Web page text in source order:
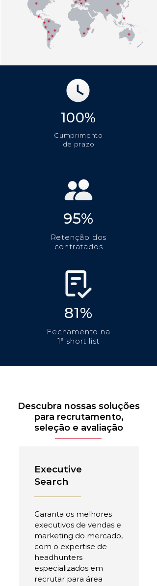
100%
Cumprimento
de prazo
95%
Retenção dos
contratados
81%
Fechamento na
1ª short list
Descubra nossas soluções
para recrutamento,
seleção e avaliação
Executive
Search
Garanta os melhores
executivos de vendas e
marketing do mercado,
com o expertise de
headhunters
especializados em
recrutar para área